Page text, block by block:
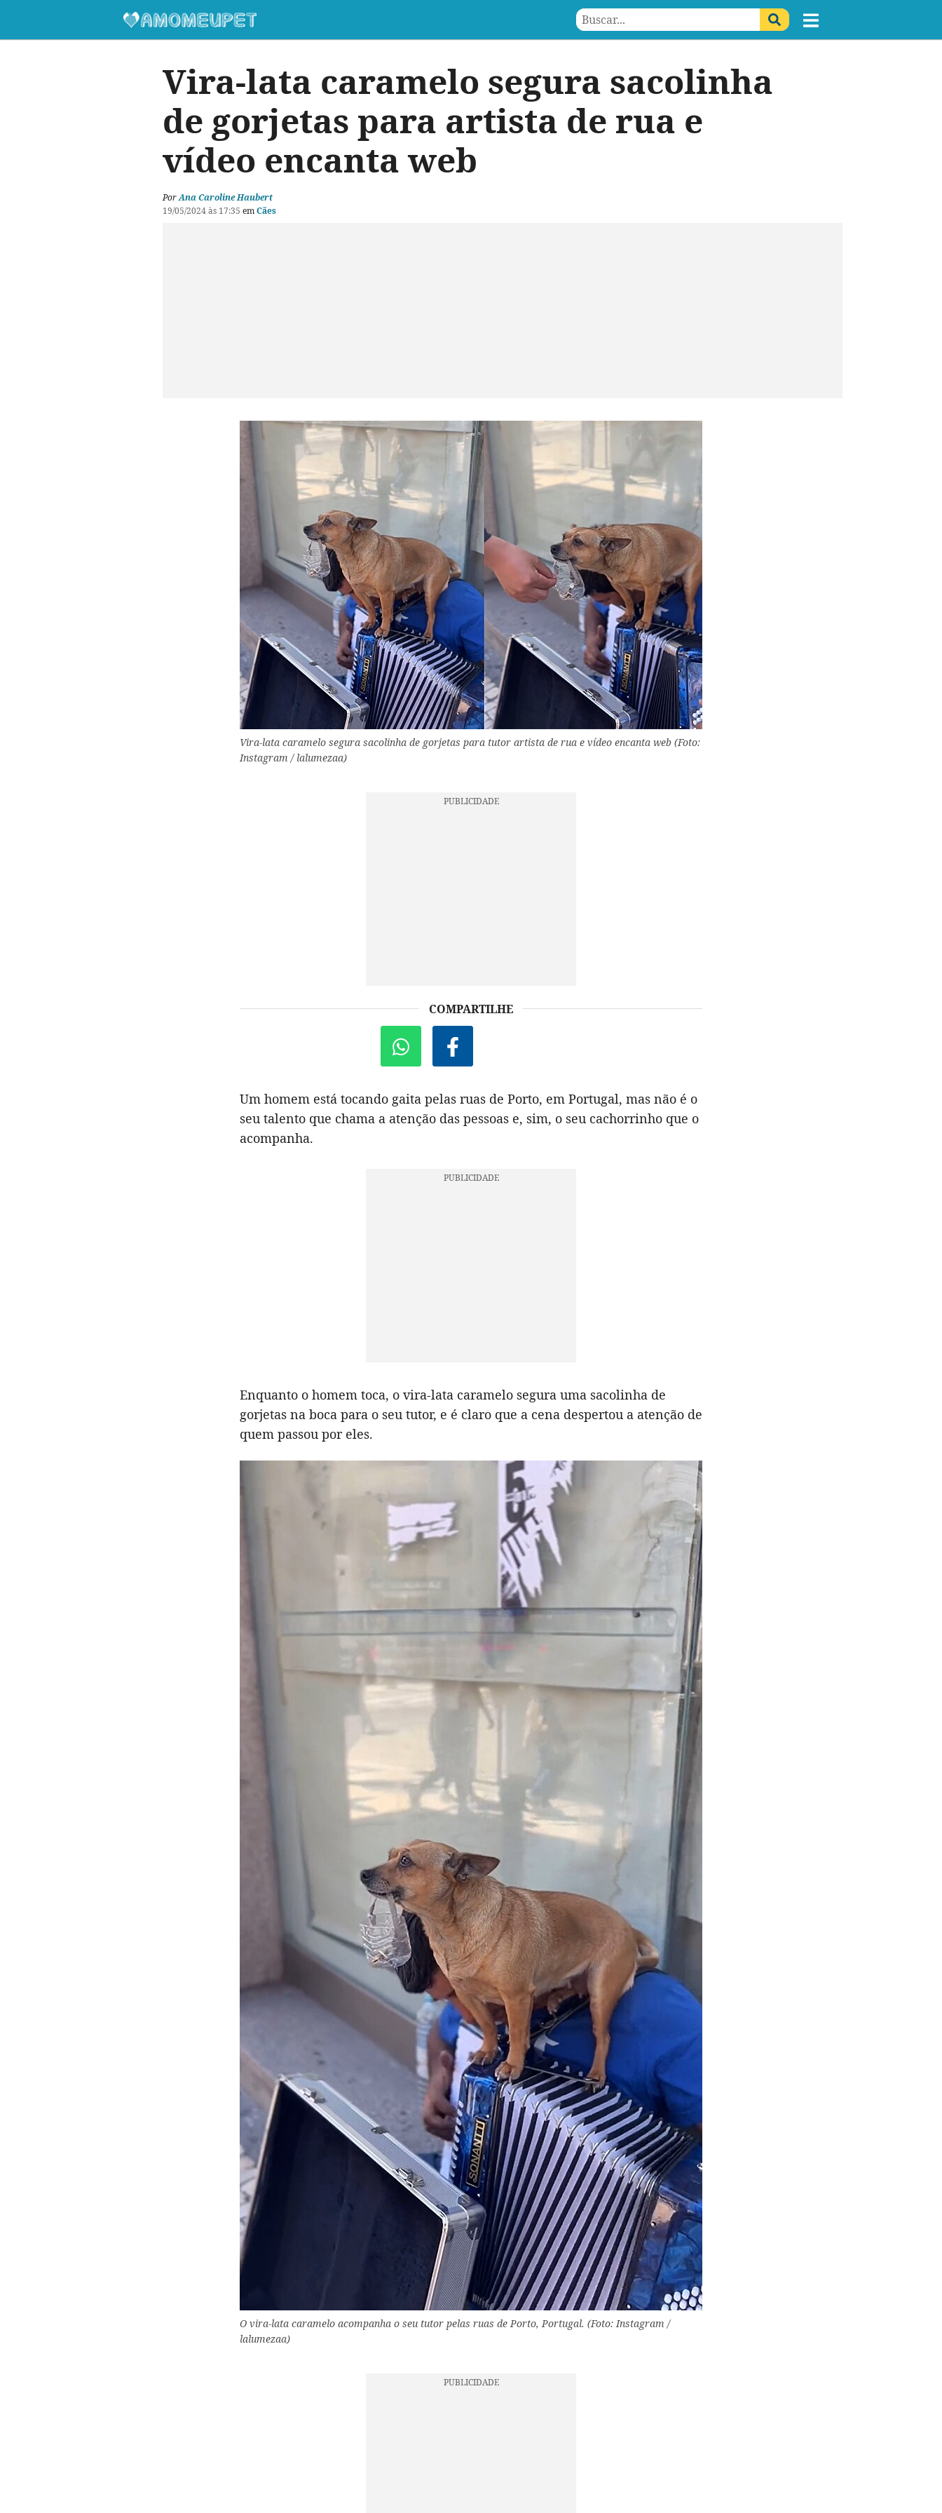
Vira-lata caramelo segura sacolinha
de gorjetas para artista de rua e
vídeo encanta web
PorAna Caroline Haubert
19/05/2024 às 17:35 emCães
Vira-lata caramelo segura sacolinha de gorjetas para tutor artista de rua e vídeo encanta web (Foto:
Instagram / lalumezaa)
COMPARTILHE
Um homem está tocando gaita pelas ruas de Porto, em Portugal, mas não é o
seu talento que chama a atenção das pessoas e, sim, o seu cachorrinho que o
acompanha.
Enquanto o homem toca, o vira-lata caramelo segura uma sacolinha de
gorjetas na boca para o seu tutor, e é claro que a cena despertou a atenção de
quem passou por eles.
O vira-lata caramelo acompanha o seu tutor pelas ruas de Porto, Portugal. (Foto: Instagram /
lalumezaa)